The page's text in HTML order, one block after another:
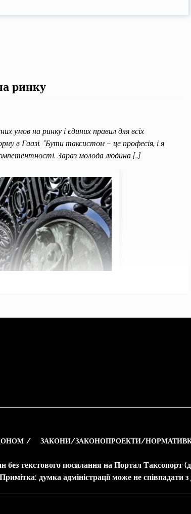
ринку
умов на ринку і єдиних правил для всіх
в Гаазі. “Бути таксистом – це професія, і я
Зараз молода людина […]
ЗАКОНИ/ЗАКОНОПРОЕКТИ/
без текстового посилання на Портал Таксопорт
думка адміністрації може не співпадати з